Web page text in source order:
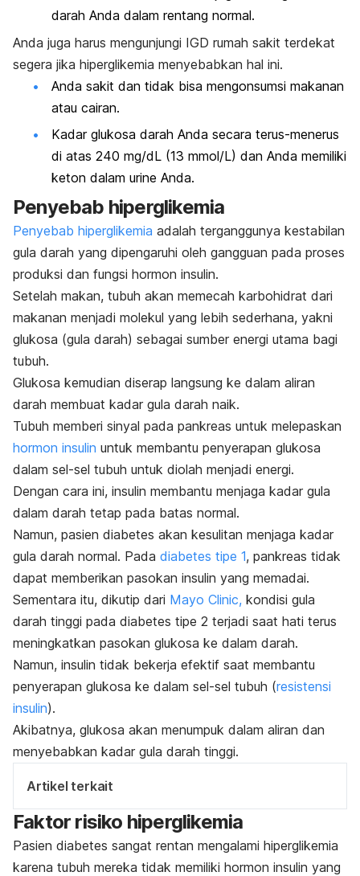
darah Anda dalam rentang normal.
Anda juga harus mengunjungi IGD rumah sakit terdekat
segera jika hiperglikemia menyebabkan hal ini.
Anda sakit dan tidak bisa mengonsumsi makanan
atau cairan.
Kadar glukosa darah Anda secara terus-menerus
di atas 240 mg/dL (13 mmol/L) dan Anda memiliki
keton dalam urine Anda.
Penyebab hiperglikemia
Penyebab hiperglikemia adalah terganggunya kestabilan
gula darah yang dipengaruhi oleh gangguan pada proses
produksi dan fungsi hormon insulin.
Setelah makan, tubuh akan memecah karbohidrat dari
makanan menjadi molekul yang lebih sederhana, yakni
glukosa (gula darah) sebagai sumber energi utama bagi
tubuh.
Glukosa kemudian diserap langsung ke dalam aliran
darah membuat kadar gula darah naik.
Tubuh memberi sinyal pada pankreas untuk melepaskan
hormon insulin untuk membantu penyerapan glukosa
dalam sel-sel tubuh untuk diolah menjadi energi.
Dengan cara ini, insulin membantu menjaga kadar gula
dalam darah tetap pada batas normal.
Namun, pasien diabetes akan kesulitan menjaga kadar
gula darah normal. Pada diabetes tipe 1, pankreas tidak
dapat memberikan pasokan insulin yang memadai.
Sementara itu, dikutip dari Mayo Clinic, kondisi gula
darah tinggi pada diabetes tipe 2 terjadi saat hati terus
meningkatkan pasokan glukosa ke dalam darah.
Namun, insulin tidak bekerja efektif saat membantu
penyerapan glukosa ke dalam sel-sel tubuh (resistensi
insulin).
Akibatnya, glukosa akan menumpuk dalam aliran dan
menyebabkan kadar gula darah tinggi.
Artikel terkait
Faktor risiko hiperglikemia
Pasien diabetes sangat rentan mengalami hiperglikemia
karena tubuh mereka tidak memiliki hormon insulin yang